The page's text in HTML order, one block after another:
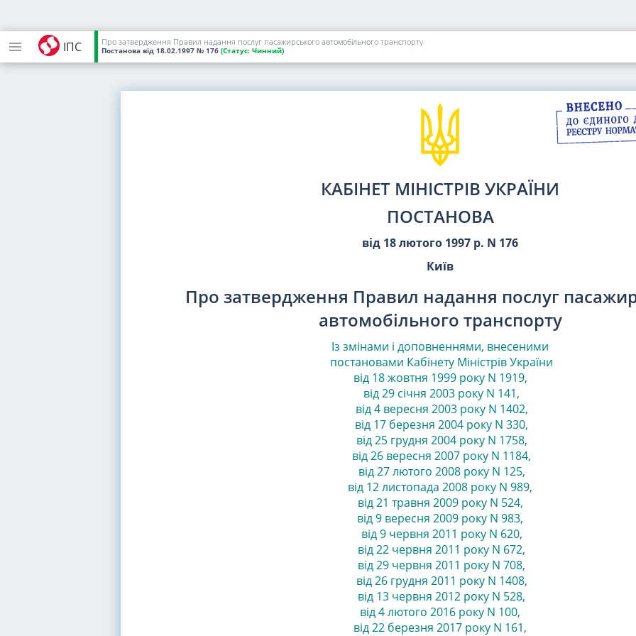
ІПС Про затвердження Правил надання послуг пасажирського автомобільного транспорту
Постанова від 18.02.1997 № 176 (Статус: Чинний)
КАБІНЕТ МІНІСТРІВ УКРАЇНИ
ПОСТАНОВА
від 18 лютого 1997 р. N 176
Київ
Про затвердження Правил надання послуг
автомобільного транспорту
Із змінами і доповненнями, внесеними
постановами Кабінету Міністрів України
від 18 жовтня 1999 року N 1919,
від 29 січня 2003 року N 141,
від 4 вересня 2003 року N 1402,
від 17 березня 2004 року N 330,
від 25 грудня 2004 року N 1758,
від 26 вересня 2007 року N 1184,
від 27 лютого 2008 року N 125,
від 12 листопада 2008 року N 989,
від 21 травня 2009 року N 524,
від 9 вересня 2009 року N 983,
від 9 червня 2011 року N 620,
від 22 червня 2011 року N 672,
від 29 червня 2011 року N 708,
від 26 грудня 2011 року N 1408,
від 13 червня 2012 року N 528,
від 4 лютого 2016 року N 100,
від 22 березня 2017 року N 161,